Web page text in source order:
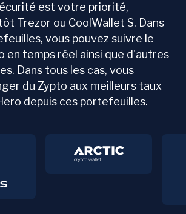
est votre priorité,
Trezor ou CoolWallet S. Dans
vous pouvez suivre le
en temps réel ainsi que d'autres
Dans tous les cas, vous
du Zypto aux meilleurs taux
depuis ces portefeuilles.